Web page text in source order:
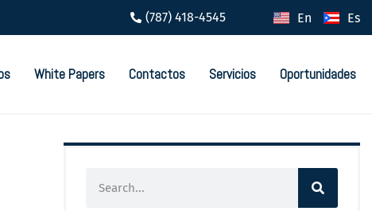
(787) 418-4545 En Es
White Papers Contactos Servicios Oportunidades